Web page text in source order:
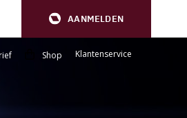
AANMELDEN
Shop Klantenservice